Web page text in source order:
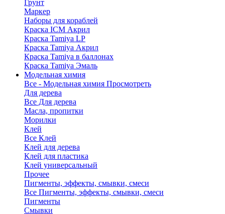
Грунт
Маркер
Наборы для кораблей
Краска ICM Акрил
Краска Tamiya LP
Краска Tamiya Акрил
Краска Tamiya в баллонах
Краска Tamiya Эмаль
Модельная химия
Все - Модельная химия Просмотреть
Для дерева
Все Для дерева
Масла, пропитки
Морилки
Клей
Все Клей
Клей для дерева
Клей для пластика
Клей универсальный
Прочее
Пигменты, эффекты, смывки, смеси
Все Пигменты, эффекты, смывки, смеси
Пигменты
Смывки